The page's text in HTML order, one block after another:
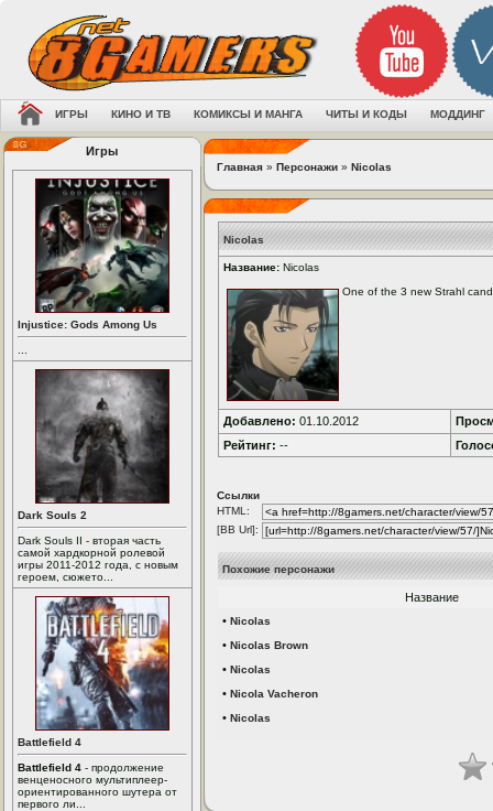
ИГРЫ КИНО И ТВ КОМИКСЫ И МАНГА ЧИТЫ И КОДЫ МОДДИНГ
Игры
Injustice: Gods Among Us
Dark Souls 2
Dark Souls II - вторая часть
самой хардкорной ролевой
игры 2011-2012 года, с новым
героем, сюжето...
Battlefield 4
Battlefield 4 - продолжение
венценосного мультиплеер-
ориентированного шутера от
первого ли...
Главная » Персонажи » Nicolas
Nicolas
Название: Nicolas
One of the 3 new Strahl
Добавлено: 01.10.2012
Рейтинг: --
Ссылки
HTML:
[BB Url]:
Похожие персонажи
Название
• Nicolas
• Nicolas Brown
• Nicolas
• Nicola Vacheron
• Nicolas